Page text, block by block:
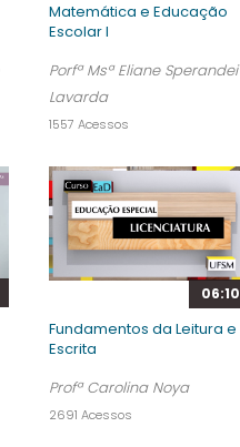
Matemática e Educação
Escolar I
Porfª Msª Eliane Sperandei
Lavarda
1557 Acessos
06:10
Fundamentos da Leitura e
Escrita
Profª Carolina Noya
2691 Acessos